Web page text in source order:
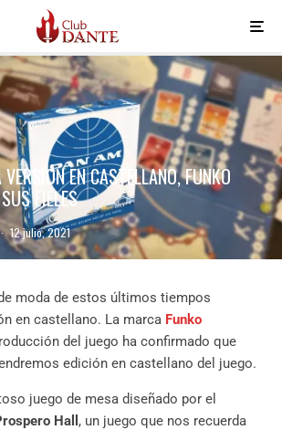
EN CASTELLANO, FUNKO
FIELES
· 12 julio, 2021
moda de estos últimos tiempos
en castellano. La marca Funko
del juego ha confirmado que
edición en castellano del juego.
juego de mesa diseñado por el
Hall , un juego que nos recuerda